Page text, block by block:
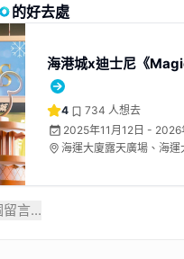
的好去處
海港城x迪士尼《
4 734 人想去
2025年11月12日 - 2026
海運大廈露天廣場、海運
言...